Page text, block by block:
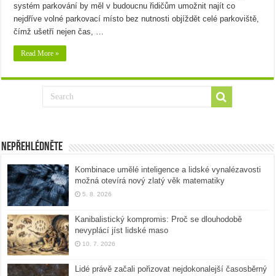
systém parkování by měl v budoucnu řidičům umožnit najít co
nejdříve volné parkovací místo bez nutnosti objíždět celé parkoviště,
čímž ušetří nejen čas, …
Read More »
Nepřehlédněte
Kombinace umělé inteligence a lidské vynalézavosti
možná otevírá nový zlatý věk matematiky
5. 8. 2026
Kanibalistický kompromis: Proč se dlouhodobě
nevyplácí jíst lidské maso
10. 7. 2026
Lidé právě začali pořizovat nejdokonalejší časosběrný